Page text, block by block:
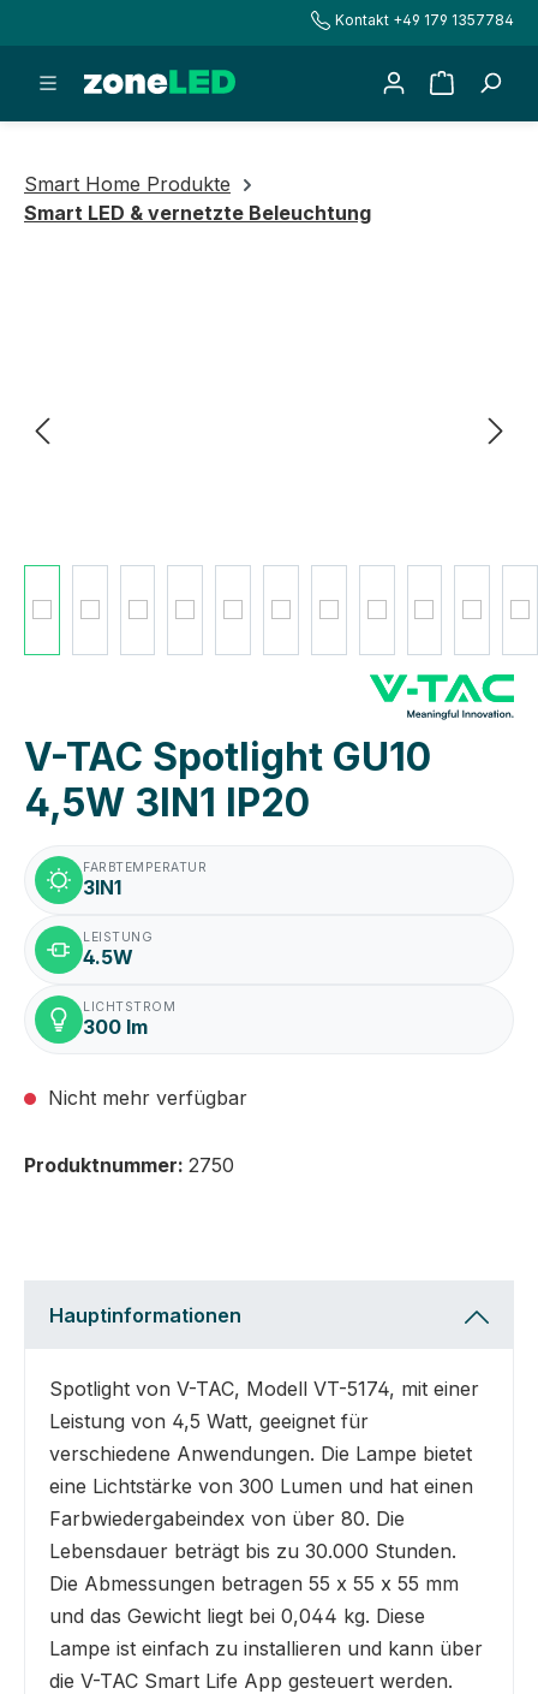
Kontakt +49 179 1357784
Smart Home Produkte
Smart LED & vernetzte Beleuchtung
V-TAC Spotlight GU10
4,5W 3IN1 IP20
FARBTEMPERATUR
3IN1
LEISTUNG
4.5W
LICHTSTROM
300 lm
Nicht mehr verfügbar
Produktnummer: 2750
Hauptinformationen
Spotlight von V-TAC, Modell VT-5174, mit einer
Leistung von 4,5 Watt, geeignet für
verschiedene Anwendungen. Die Lampe bietet
eine Lichtstärke von 300 Lumen und hat einen
Farbwiedergabeindex von über 80. Die
Lebensdauer beträgt bis zu 30.000 Stunden.
Die Abmessungen betragen 55 x 55 x 55 mm
und das Gewicht liegt bei 0,044 kg. Diese
Lampe ist einfach zu installieren und kann über
die V-TAC Smart Life App gesteuert werden.